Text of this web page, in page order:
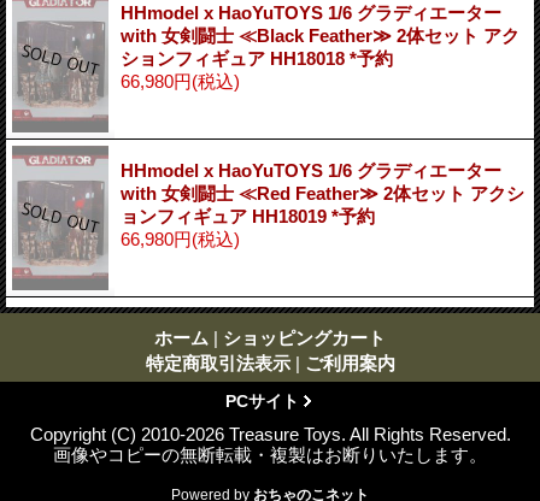
HHmodel x HaoYuTOYS 1/6 グラディエーター
with 女剣闘士 ≪Black Feather≫ 2体セット アク
ションフィギュア HH18018 *予約
66,980円(税込)
HHmodel x HaoYuTOYS 1/6 グラディエーター
with 女剣闘士 ≪Red Feather≫ 2体セット アクシ
ョンフィギュア HH18019 *予約
66,980円(税込)
ホーム | ショッピングカート
特定商取引法表示 | ご利用案内
PCサイト
Copyright (C) 2010-2026 Treasure Toys. All Rights Reserved.
画像やコピーの無断転載・複製はお断りいたします。
Powered by おちゃのこネット